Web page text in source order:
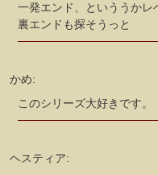
一発エンド、といううか
裏エンドも探そうっと
かめ:
このシリーズ大好きです。
ヘスティア: